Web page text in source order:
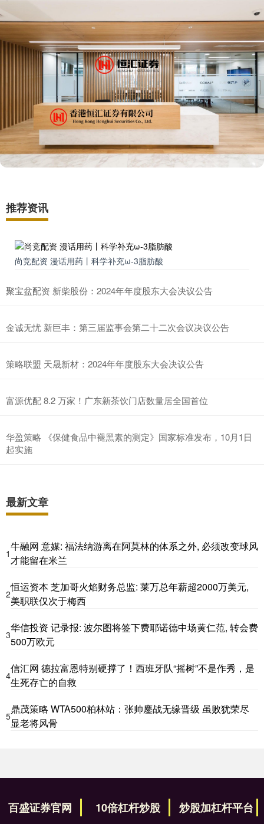
推荐资讯
尚竞配资 漫话用药丨科学补充ω-3脂肪酸
聚宝盆配资 新柴股份：2024年年度股东大会决议公告
金诚无忧 新巨丰：第三届监事会第二十二次会议决议公告
策略联盟 天晟新材：2024年年度股东大会决议公告
富源优配 8.2 万家！广东新茶饮门店数量居全国首位
华盈策略 《保健食品中褪黑素的测定》国家标准发布，10月1日
起实施
最新文章
1
牛融网 意媒: 福法纳游离在阿莫林的体系之外, 必须改变球风
才能留在米兰
2
恒运资本 芝加哥火焰财务总监: 莱万总年薪超2000万美元,
美职联仅次于梅西
3
华信投资 记录报: 波尔图将签下费耶诺德中场黄仁范, 转会费
500万欧元
4
信汇网 德拉富恩特别硬撑了！西班牙队“摇树”不是作秀，是
生死存亡的自救
5
鼎茂策略 WTA500柏林站：张帅鏖战无缘晋级 虽败犹荣尽
显老将风骨
百盛证券官网 10倍杠杆炒股 炒股加杠杆平台